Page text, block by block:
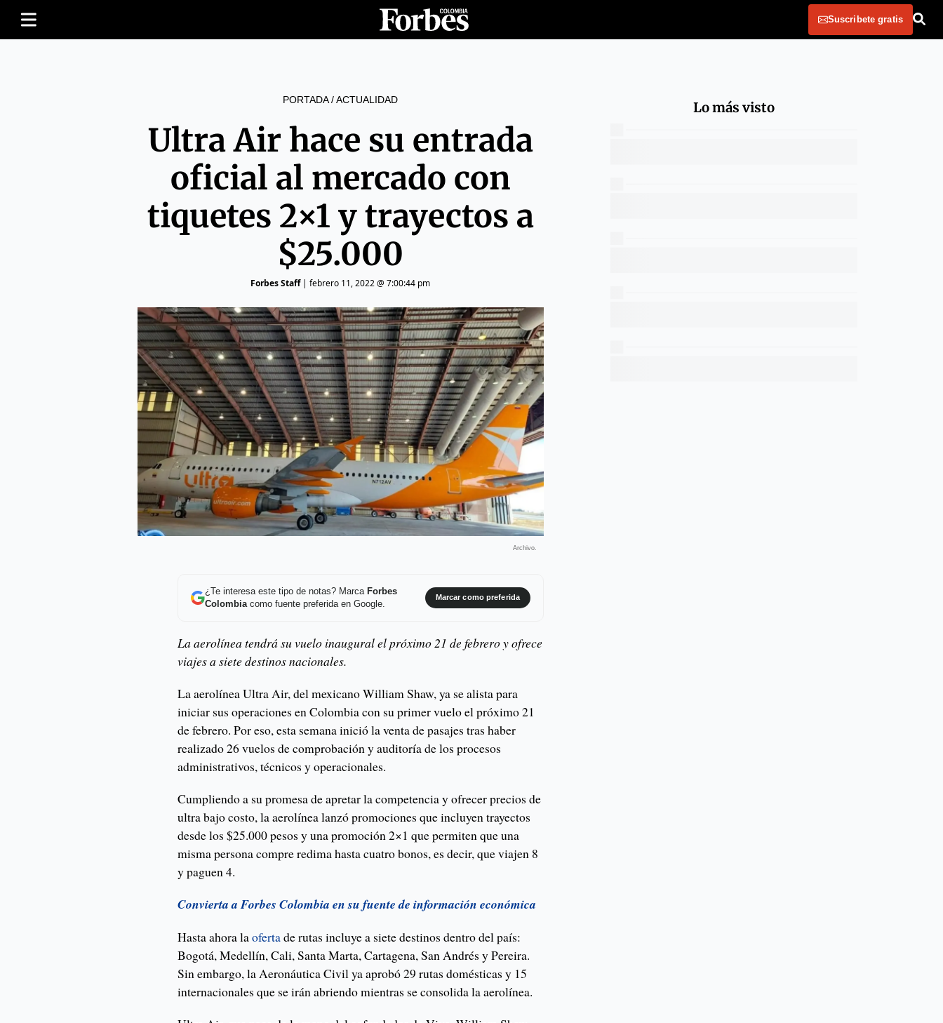
Suscribete gratis
PORTADA/ACTUALIDAD
Ultra Air hace su entrada
oficial al mercado con
tiquetes 2×1 y trayectos a
$25.000
Forbes Staff| febrero 11, 2022 @ 7:00:44 pm
Archivo.
¿Te interesa este tipo de notas? Marca Forbes
Colombiacomo fuente preferida en Google.
Marcar como preferida
La aerolínea tendrá su vuelo inaugural el próximo 21 de febrero y ofrece
viajes a siete destinos nacionales.
La aerolínea Ultra Air, del mexicano William Shaw, ya se alista para
iniciar sus operaciones en Colombia con su primer vuelo el próximo 21
de febrero. Por eso, esta semana inició la venta de pasajes tras haber
realizado 26 vuelos de comprobación y auditoría de los procesos
administrativos, técnicos y operacionales.
Cumpliendo a su promesa de apretar la competencia y ofrecer precios de
ultra bajo costo, la aerolínea lanzó promociones que incluyen trayectos
desde los $25.000 pesos y una promoción 2×1 que permiten que una
misma persona compre redima hasta cuatro bonos, es decir, que viajen 8
y paguen 4.
Convierta a Forbes Colombia en su fuente de información económica
Hasta ahora laofertade rutas incluye a siete destinos dentro del país:
Bogotá, Medellín, Cali, Santa Marta, Cartagena, San Andrés y Pereira.
Sin embargo, la Aeronáutica Civil ya aprobó 29 rutas domésticas y 15
internacionales que se irán abriendo mientras se consolida la aerolínea.
Lo más visto